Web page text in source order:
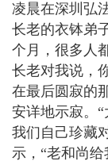
凌晨在深圳弘
长老的衣钵弟
个月，很多人
长老对我说，
在最后圆寂的
安详地示寂。
我们自己珍藏
示，“老和尚